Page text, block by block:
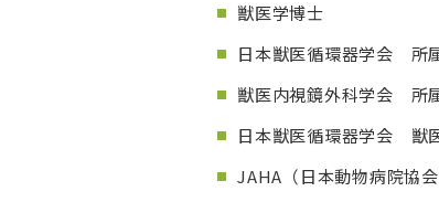
獣医学博士
日本獣医循環器学会 所
獣医内視鏡外科学会 所
日本獣医循環器学会 獣
JAHA（日本動物病院協